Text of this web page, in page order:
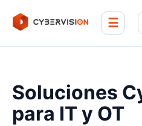
☰
Soluciones
para IT y OT